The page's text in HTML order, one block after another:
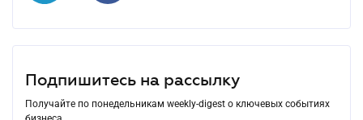
Подпишитесь на рассылку
Получайте по понедельникам weekly-digest о ключевых событиях